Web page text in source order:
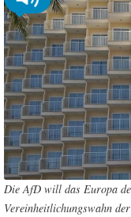
Die AfD will das Europa
Vereinheitlichungswahn